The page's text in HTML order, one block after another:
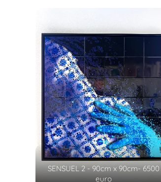
SENSUEL 2 - 90cm x 90cm- 6500
euro